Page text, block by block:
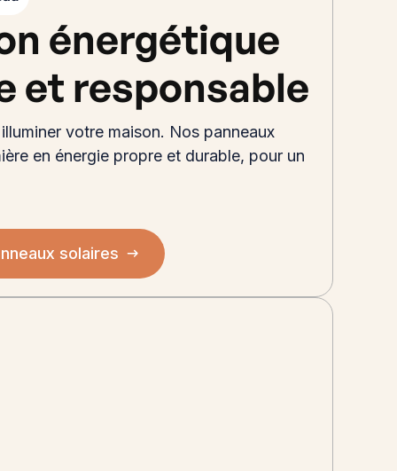
énergétique
et responsable
votre maison. Nos panneaux
en énergie propre et durable, pour un
solaires